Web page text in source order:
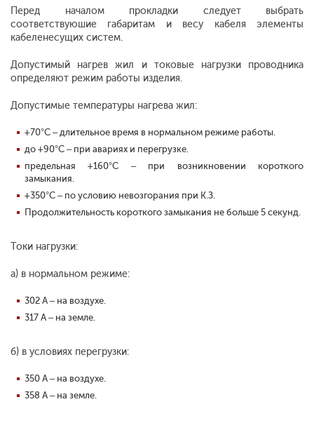
Перед началом прокладки следует выбрать
соответствуюшие габаритам и весу кабеля элементы
кабеленесущих систем.
Допустимый нагрев жил и токовые нагрузки проводника
определяют режим работы изделия.
Допустимые температуры нагрева жил:
+70°С – длительное время в нормальном режиме работы.
до +90°С – при авариях и перегрузке.
предельная +160°С – при возникновении короткого
замыкания.
+350°С – по условию невозгорания при К.З.
Продолжительность короткого замыкания не больше 5 секунд.
Токи нагрузки:
а) в нормальном режиме:
302 А – на воздухе.
317 А – на земле.
б) в условиях перегрузки:
350 А – на воздухе.
358 А – на земле.